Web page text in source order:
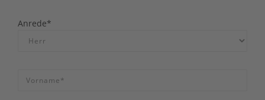
Anrede*